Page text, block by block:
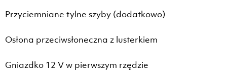
Przyciemniane tylne szyby (dodatkowo)
Osłona przeciwsłoneczna z lusterkiem
Gniazdko 12 V w pierwszym rzędzie